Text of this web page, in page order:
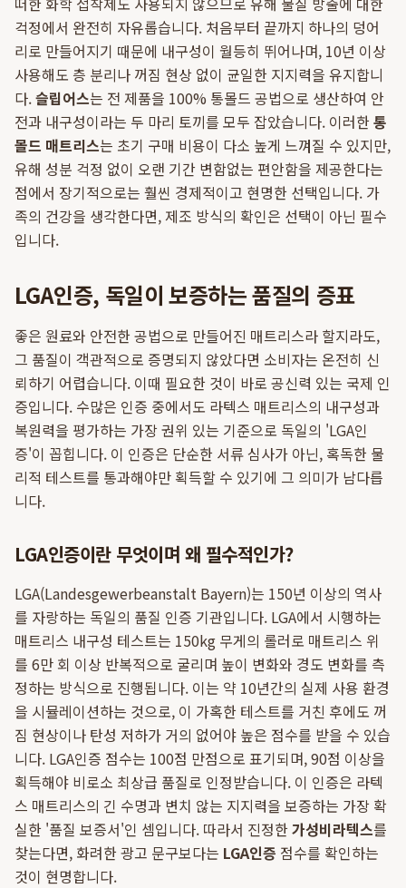
걱정에서 완전히 자유롭습니다. 처음부터 끝까지 하나의 덩어
리로 만들어지기 때문에 내구성이 월등히 뛰어나며, 10년 이상
사용해도 층 분리나 꺼짐 현상 없이 균일한 지지력을 유지합니
다.슬립어스는 전 제품을 100% 통몰드 공법으로 생산하여 안
전과 내구성이라는 두 마리 토끼를 모두 잡았습니다. 이러한통
몰드 매트리스는 초기 구매 비용이 다소 높게 느껴질 수 있지만,
유해 성분 걱정 없이 오랜 기간 변함없는 편안함을 제공한다는
점에서 장기적으로는 훨씬 경제적이고 현명한 선택입니다. 가
족의 건강을 생각한다면, 제조 방식의 확인은 선택이 아닌 필수
입니다.
LGA인증, 독일이 보증하는 품질의 증표
좋은 원료와 안전한 공법으로 만들어진 매트리스라 할지라도,
그 품질이 객관적으로 증명되지 않았다면 소비자는 온전히 신
뢰하기 어렵습니다. 이때 필요한 것이 바로 공신력 있는 국제 인
증입니다. 수많은 인증 중에서도 라텍스 매트리스의 내구성과
복원력을 평가하는 가장 권위 있는 기준으로 독일의 'LGA인
증'이 꼽힙니다. 이 인증은 단순한 서류 심사가 아닌, 혹독한 물
리적 테스트를 통과해야만 획득할 수 있기에 그 의미가 남다릅
니다.
LGA인증이란 무엇이며 왜 필수적인가?
LGA(Landesgewerbeanstalt Bayern)는 150년 이상의 역사
를 자랑하는 독일의 품질 인증 기관입니다. LGA에서 시행하는
매트리스 내구성 테스트는 150kg 무게의 롤러로 매트리스 위
를 6만 회 이상 반복적으로 굴리며 높이 변화와 경도 변화를 측
정하는 방식으로 진행됩니다. 이는 약 10년간의 실제 사용 환경
을 시뮬레이션하는 것으로, 이 가혹한 테스트를 거친 후에도 꺼
짐 현상이나 탄성 저하가 거의 없어야 높은 점수를 받을 수 있습
니다. LGA인증 점수는 100점 만점으로 표기되며, 90점 이상을
획득해야 비로소 최상급 품질로 인정받습니다. 이 인증은 라텍
스 매트리스의 긴 수명과 변치 않는 지지력을 보증하는 가장 확
실한 '품질 보증서'인 셈입니다. 따라서 진정한가성비라텍스를
찾는다면, 화려한 광고 문구보다는 LGA인증 점수를 확인하는
것이 현명합니다.